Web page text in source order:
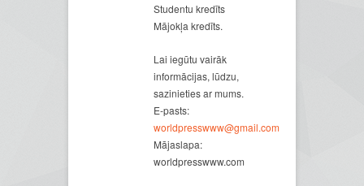
Studentu kredīts
Mājokļa kredīts.
Lai iegūtu vairāk
informācijas, lūdzu,
sazinieties ar mums.
E-pasts:
worldpresswww@gmail.com
Mājaslapa:
worldpresswww.com